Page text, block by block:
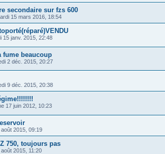
secondaire sur fzs 600
15 mars 2016, 18:54
15 janv. 2015, 22:48
fume beaucoup
2 déc. 2015, 20:27
9 déc. 2015, 20:38
17 juin 2012, 10:23
2015, 09:19
750, toujours pas
2015, 11:20